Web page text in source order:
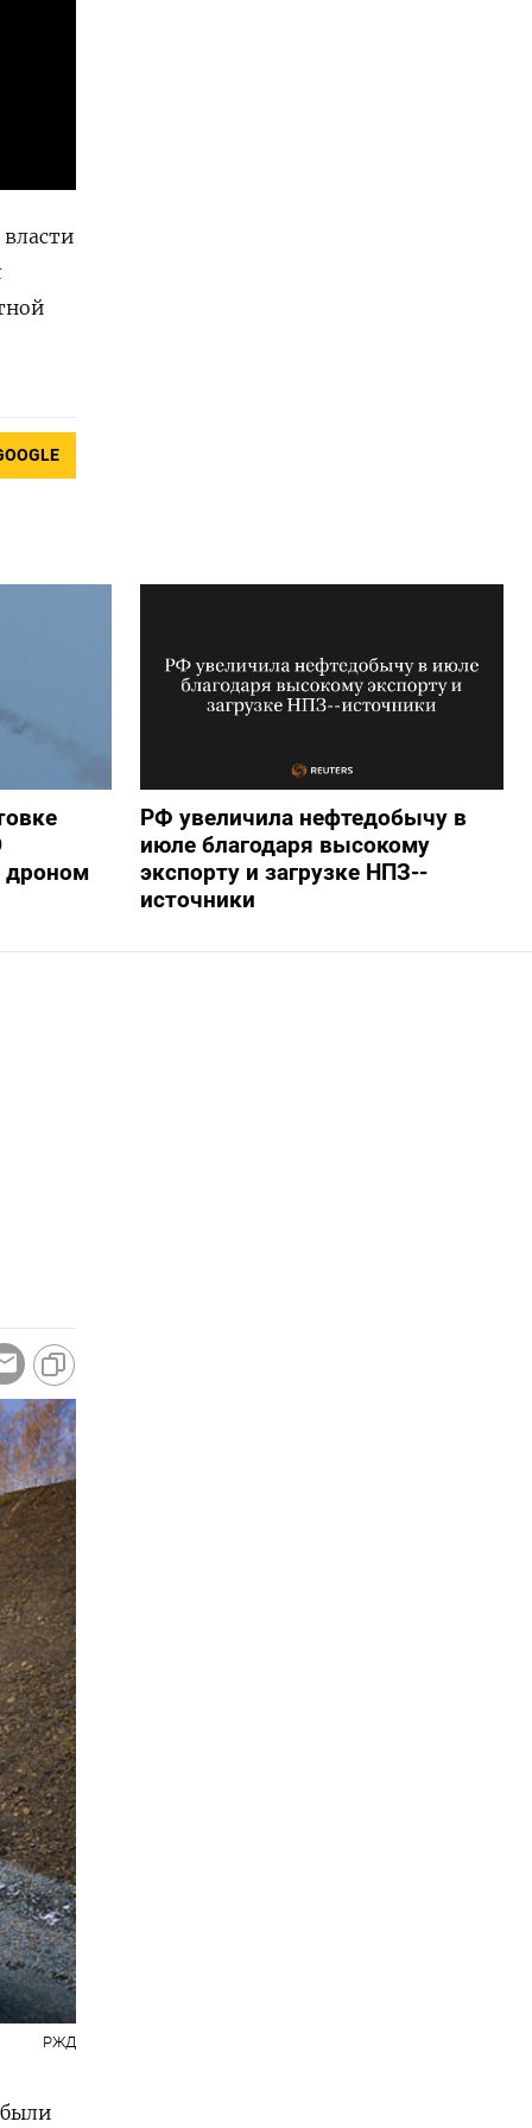
дроном
РФ увеличила нефтедобычу в
июле благодаря высокому
экспорту и загрузке НПЗ--
источники
РЖД